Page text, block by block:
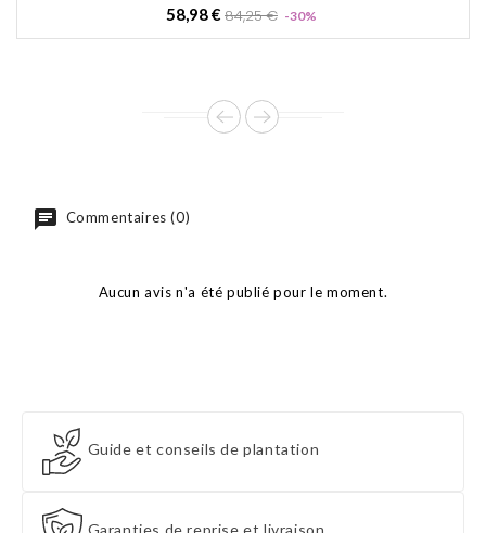
58,98 € Prix
84,25 € -30%
Commentaires (0)
Aucun avis n'a été publié pour le moment.
Guide et conseils de plantation